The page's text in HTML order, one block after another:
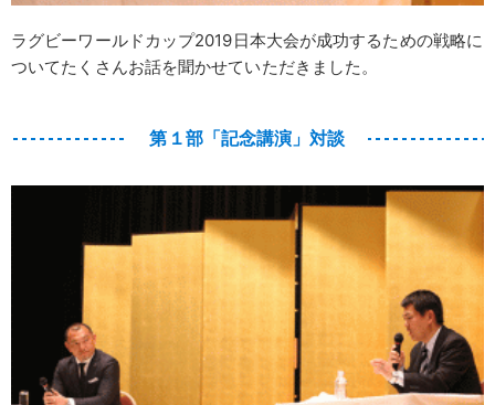
ラグビーワールドカップ2019日本大会が成功するための戦略に
ついてたくさんお話を聞かせていただきました。
第１部「記念講演」対談